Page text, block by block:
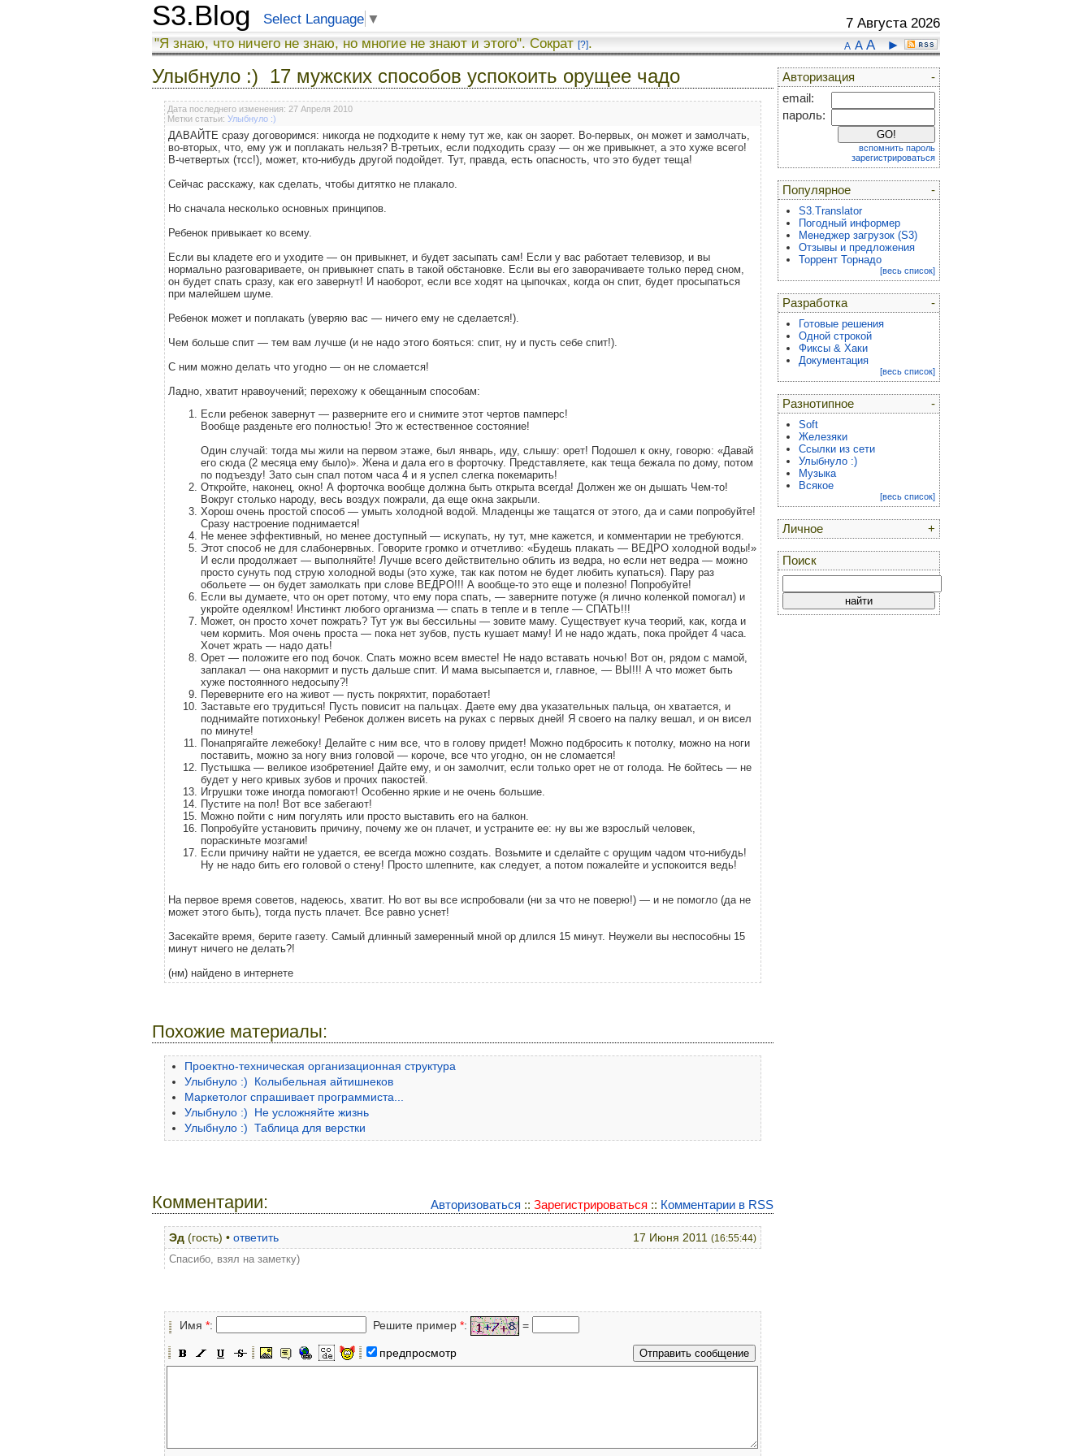
S3.Blog Select Language ▼ 7 Августа 2026
A A A ►
"Я знаю, что ничего не знаю, но многие не знают и этого". Сократ [?].
Улыбнуло :) 17 мужских способов успокоить орущее чадо
Дата последнего изменения: 27 Апреля 2010
Метки статьи: Улыбнуло :)
ДАВАЙТЕ сразу договоримся: никогда не подходите к нему тут же, как он заорет. Во-первых, он может и замолчать,
во-вторых, что, ему уж и поплакать нельзя? В-третьих, если подходить сразу — он же привыкнет, а это хуже всего!
В-четвертых (тсс!), может, кто-нибудь другой подойдет. Тут, правда, есть опасность, что это будет теща!
Сейчас расскажу, как сделать, чтобы дитятко не плакало.
Но сначала несколько основных принципов.
Ребенок привыкает ко всему.
Если вы кладете его и уходите — он привыкнет, и будет засыпать сам! Если у вас работает телевизор, и вы
нормально разговариваете, он привыкнет спать в такой обстановке. Если вы его заворачиваете только перед сном,
он будет спать сразу, как его завернут! И наоборот, если все ходят на цыпочках, когда он спит, будет просыпаться
при малейшем шуме.
Ребенок может и поплакать (уверяю вас — ничего ему не сделается!).
Чем больше спит — тем вам лучше (и не надо этого бояться: спит, ну и пусть себе спит!).
С ним можно делать что угодно — он не сломается!
Ладно, хватит нравоучений; перехожу к обещанным способам:
Если ребенок завернут — разверните его и снимите этот чертов памперс!
Вообще разденьте его полностью! Это ж естественное состояние!
Один случай: тогда мы жили на первом этаже, был январь, иду, слышу: орет! Подошел к окну, говорю: «Давай
его сюда (2 месяца ему было)». Жена и дала его в форточку. Представляете, как теща бежала по дому, потом
по подъезду! Зато сын спал потом часа 4 и я успел слегка покемарить!
Откройте, наконец, окно! А форточка вообще должна быть открыта всегда! Должен же он дышать Чем-то!
Вокруг столько народу, весь воздух пожрали, да еще окна закрыли.
Хорош очень простой способ — умыть холодной водой. Младенцы же тащатся от этого, да и сами попробуйте!
Сразу настроение поднимается!
Не менее эффективный, но менее доступный — искупать, ну тут, мне кажется, и комментарии не требуются.
Этот способ не для слабонервных. Говорите громко и отчетливо: «Будешь плакать — ВЕДРО холодной воды!»
И если продолжает — выполняйте! Лучше всего действительно облить из ведра, но если нет ведра — можно
просто сунуть под струю холодной воды (это хуже, так как потом не будет любить купаться). Пару раз
обольете — он будет замолкать при слове ВЕДРО!!! А вообще-то это еще и полезно! Попробуйте!
Если вы думаете, что он орет потому, что ему пора спать, — заверните потуже (я лично коленкой помогал) и
укройте одеялком! Инстинкт любого организма — спать в тепле и в тепле — СПАТЬ!!!
Может, он просто хочет пожрать? Тут уж вы бессильны — зовите маму. Существует куча теорий, как, когда и
чем кормить. Моя очень проста — пока нет зубов, пусть кушает маму! И не надо ждать, пока пройдет 4 часа.
Хочет жрать — надо дать!
Орет — положите его под бочок. Спать можно всем вместе! Не надо вставать ночью! Вот он, рядом с мамой,
заплакал — она накормит и пусть дальше спит. И мама высыпается и, главное, — ВЫ!!! А что может быть
хуже постоянного недосыпу?!
Переверните его на живот — пусть покряхтит, поработает!
Заставьте его трудиться! Пусть повисит на пальцах. Даете ему два указательных пальца, он хватается, и
поднимайте потихоньку! Ребенок должен висеть на руках с первых дней! Я своего на палку вешал, и он висел
по минуте!
Понапрягайте лежебоку! Делайте с ним все, что в голову придет! Можно подбросить к потолку, можно на ноги
поставить, можно за ногу вниз головой — короче, все что угодно, он не сломается!
Пустышка — великое изобретение! Дайте ему, и он замолчит, если только орет не от голода. Не бойтесь — не
будет у него кривых зубов и прочих пакостей.
Игрушки тоже иногда помогают! Особенно яркие и не очень большие.
Пустите на пол! Вот все забегают!
Можно пойти с ним погулять или просто выставить его на балкон.
Попробуйте установить причину, почему же он плачет, и устраните ее: ну вы же взрослый человек,
пораскиньте мозгами!
Если причину найти не удается, ее всегда можно создать. Возьмите и сделайте с орущим чадом что-нибудь!
Ну не надо бить его головой о стену! Просто шлепните, как следует, а потом пожалейте и успокоится ведь!
На первое время советов, надеюсь, хватит. Но вот вы все испробовали (ни за что не поверю!) — и не помогло (да не
может этого быть), тогда пусть плачет. Все равно уснет!
Засекайте время, берите газету. Самый длинный замеренный мной ор длился 15 минут. Неужели вы неспособны 15
минут ничего не делать?!
(нм) найдено в интернете
Похожие материалы:
Проектно-техническая организационная структура
Улыбнуло :) Колыбельная айтишнеков
Маркетолог спрашивает программиста...
Улыбнуло :) Не усложняйте жизнь
Улыбнуло :) Таблица для верстки
Авторизоваться :: Зарегистрироваться :: Комментарии в RSS
Комментарии:
17 Июня 2011 (16:55:44)
Эд (гость) • ответить
Спасибо, взял на заметку)
Имя *: Решите пример *: =
предпросмотр
-
Авторизация
email:
пароль:
вспомнить пароль
зарегистрироваться
-
Популярное
S3.Translator
Погодный информер
Менеджер загрузок (S3)
Отзывы и предложения
Торрент Торнадо
[весь список]
-
Разработка
Готовые решения
Одной строкой
Фиксы & Хаки
Документация
[весь список]
-
Разнотипное
Soft
Железяки
Ссылки из сети
Улыбнуло :)
Музыка
Всякое
[весь список]
+
Личное
Поиск